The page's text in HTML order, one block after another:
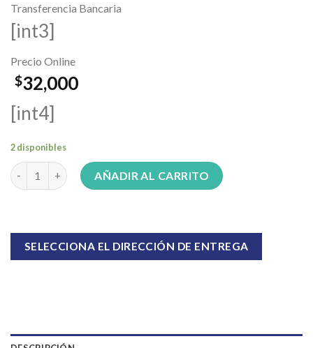
Transferencia Bancaria
[int3]
Precio Online
$32,000
[int4]
2 disponibles
Bolsa de bloques 60U Kurimi Madera J007 cantidad
AÑADIR AL CARRITO
SELECCIONA EL DIRECCIÓN DE ENTREGA